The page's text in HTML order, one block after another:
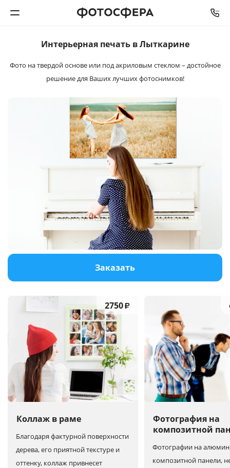
Интерьерная печать
Полиграфия
Услуги и сервис
Интерьерная печать в Лыткарине
Фото на твердой основе или под акриловым стеклом – достойное
решение для Ваших лучших фотоснимков!
Заказать
Коллаж в раме
2750₽
Благодаря фактурной поверхности
дерева, его приятной текстуре и
оттенку, коллаж привнесет
Фотография на
композитной
Фотографии на
композитной панели,